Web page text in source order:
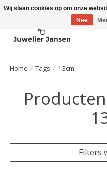
Home / Tags / 13cm
Filters
Wij slaan cookies op om onze
Nee